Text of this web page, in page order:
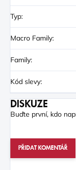
Typ:
Macro Family:
Family:
Kód slevy:
DISKUZE
Buďte první, kdo
PŘIDAT KOMENTÁŘ